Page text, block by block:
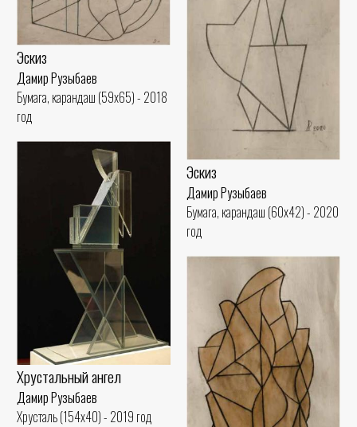
Эскиз
Дамир Рузыбаев
Бумага, карандаш (59x65) - 2018
год
Эскиз
Дамир Рузыбаев
Бумага, карандаш (60x42) - 2020
год
Хрустальный ангел
Дамир Рузыбаев
Хрусталь (154x40) - 2019 год